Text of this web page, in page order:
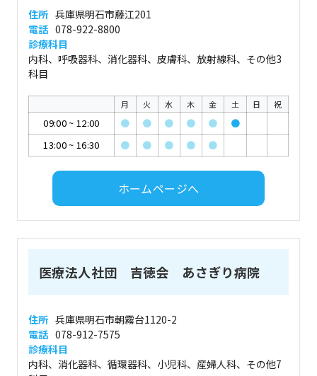
住所 兵庫県明石市藤江201
電話 078-922-8800
診療科目
内科、呼吸器科、消化器科、皮膚科、放射線科、その他3
科目
月 火 水 木 金 土 日 祝
09:00~ 12:00 ● ● ● ● ●
●
13:00~ 16:30 ● ● ● ● ●
ホームページへ
医療法人社団 吉徳会 あさぎり病院
住所 兵庫県明石市朝霧台1120-2
電話 078-912-7575
診療科目
内科、消化器科、循環器科、小児科、産婦人科、その他7